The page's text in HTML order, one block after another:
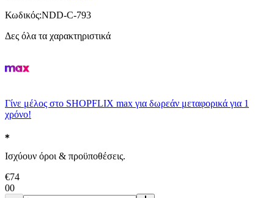
Κωδικός:NDD-C-793
Δες όλα τα χαρακτηριστικά
Γίνε μέλος στο SHOPFLIX max για δωρεάν μεταφορικά για 1
χρόνο!
Ισχύουν όροι & προϋποθέσεις.
€74
00